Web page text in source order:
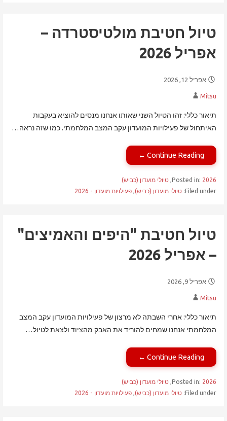
טיול חטיבת מולטיסטרדה –
אפריל 2026
אפריל 12, 2026
Mitsu
תיאור כללי: זהו הטיול השני שאותו אנחנו מנסים להוציא בעקבות
האיתחול של פעילויות המועדון עקב המצב המלחמתי. כמו שזה נראה…
Continue Reading ←
Posted in: 2026
, טיולי מועדון (כביש)
Filed under:
טיולי מועדון (כביש), פעילויות מועדון - 2026
טיול חטיבת "היפים והאמיצים"
– אפריל 2026
אפריל 9, 2026
Mitsu
תיאור כללי: אחרי השבתה לא מרצון של פעילויות המועדון עקב המצב
המלחמתי אנחנו שמחים להוריד את האבק מהציוד ולצאת לטיול…
Continue Reading ←
Posted in: 2026
, טיולי מועדון (כביש)
Filed under:
טיולי מועדון (כביש), פעילויות מועדון - 2026